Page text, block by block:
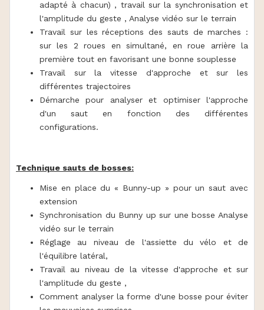
adapté à chacun) , travail sur la synchronisation et
l'amplitude du geste , Analyse vidéo sur le terrain
Travail sur les réceptions des sauts de marches :
sur les 2 roues en simultané, en roue arrière la
première tout en favorisant une bonne souplesse
Travail sur la vitesse d'approche et sur les
différentes trajectoires
Démarche pour analyser et optimiser l'approche
d'un saut en fonction des différentes
configurations.
Technique sauts de bosses:
Mise en place du « Bunny-up » pour un saut avec
extension
Synchronisation du Bunny up sur une bosse Analyse
vidéo sur le terrain
Réglage au niveau de l'assiette du vélo et de
l'équilibre latéral,
Travail au niveau de la vitesse d'approche et sur
l'amplitude du geste ,
Comment analyser la forme d'une bosse pour éviter